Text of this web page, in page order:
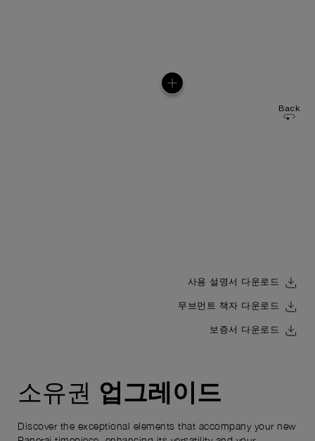
Back
사용 설명서 다운로드
무브먼트 책자 다운로드
보증서 다운로드
소유권 업그레이드
Discover the exceptional elements that accompany your new